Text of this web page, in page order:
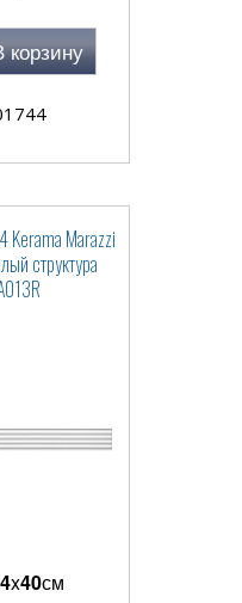
корзину
Kerama Marazzi
структура
x40см